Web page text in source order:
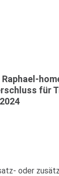
für
oder